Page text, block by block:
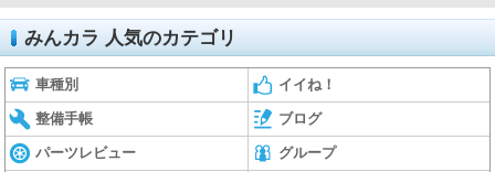
みんカラ 人気のカテゴリ
車種別 イイね！
整備手帳 ブログ
パーツレビュー グループ